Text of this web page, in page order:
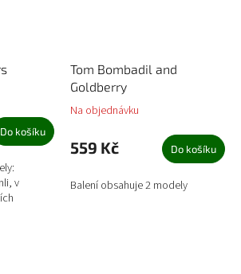
Do košíku
v
Tom Bombadil and
Goldberry
Na objednávku
559 Kč Do košíku
Balení obsahuje 2 modely